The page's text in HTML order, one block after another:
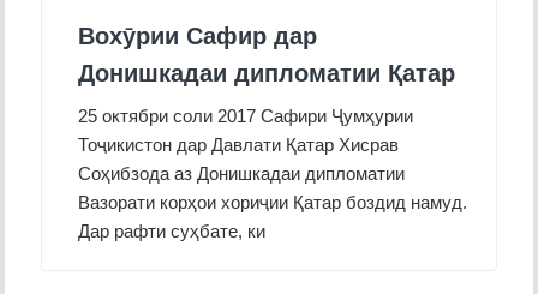
Вохӯрии Сафир дар
Донишкадаи дипломатии Қатар
25 октябри соли 2017 Сафири Ҷумҳурии
Тоҷикистон дар Давлати Қатар Хисрав
Соҳибзода аз Донишкадаи дипломатии
Вазорати корҳои хориҷии Қатар боздид намуд.
Дар рафти суҳбате, ки